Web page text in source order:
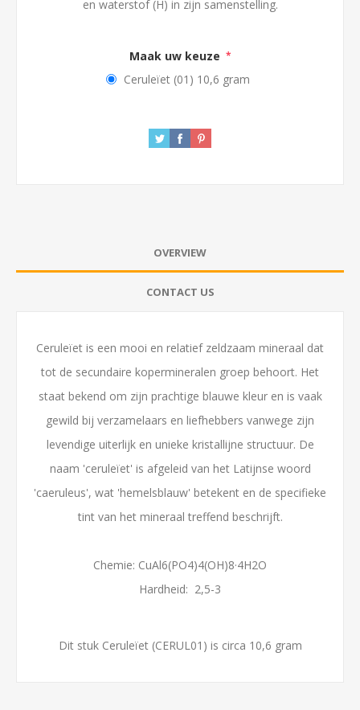
en waterstof (H) in zijn samenstelling.
Maak uw keuze *
Ceruleïet (01) 10,6 gram
OVERVIEW
CONTACT US
Ceruleïet is een mooi en relatief zeldzaam mineraal dat
tot de secundaire kopermineralen groep behoort. Het
staat bekend om zijn prachtige blauwe kleur en is vaak
gewild bij verzamelaars en liefhebbers vanwege zijn
levendige uiterlijk en unieke kristallijne structuur. De
naam 'ceruleïet' is afgeleid van het Latijnse woord
'caeruleus', wat 'hemelsblauw' betekent en de specifieke
tint van het mineraal treffend beschrijft.
Chemie: CuAl6(PO4)4(OH)8·4H2O
Hardheid: 2,5-3
Dit stuk Ceruleïet (CERUL01) is circa 10,6 gram